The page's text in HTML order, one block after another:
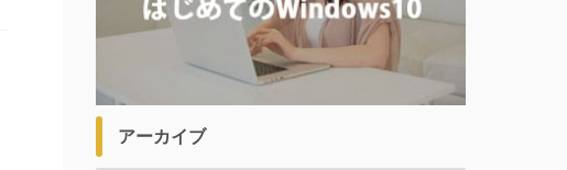
アーカイブ